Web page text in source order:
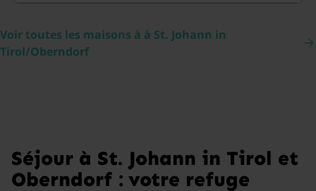
Voir toutes les maisons à à St. Johann in
Tirol/Oberndorf
Séjour à St. Johann in Tirol et
Oberndorf : votre refuge